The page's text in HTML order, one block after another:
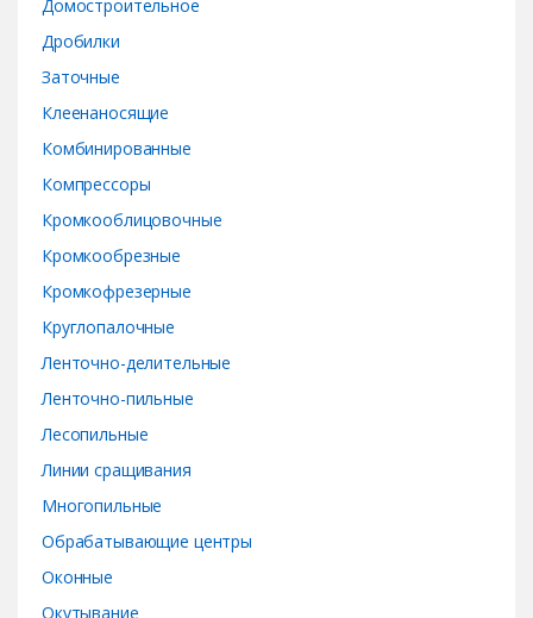
Домостроительное
Дробилки
Заточные
Клеенаносящие
Комбинированные
Компрессоры
Кромкооблицовочные
Кромкообрезные
Кромкофрезерные
Круглопалочные
Ленточно-делительные
Ленточно-пильные
Лесопильные
Линии сращивания
Многопильные
Обрабатывающие центры
Оконные
Окутывание